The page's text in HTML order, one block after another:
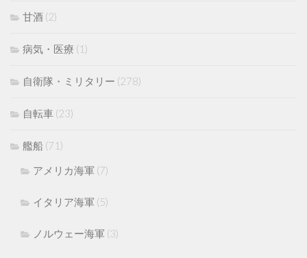
甘酒 (2)
病気・医療 (1)
自衛隊・ミリタリー (278)
自転車 (23)
艦船 (71)
アメリカ海軍 (7)
イタリア海軍 (5)
ノルウェー海軍 (3)